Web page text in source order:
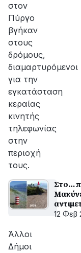
στον
Πύργο
βγήκαν
στους
δρόμους,
διαμαρτυρόμενοι
για την
εγκατάσταση
κεραίας
κινητής
τηλεφωνίας
στην
περιοχή
τους.
Στο…
12 Φεβ
Άλλοι
Δήμοι